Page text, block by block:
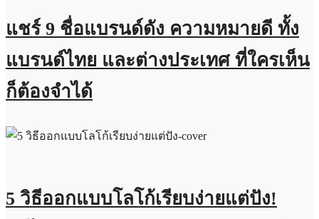
แชร์ 9 ชื่อแบรนด์ดัง ความหมายดี ทั้ง
แบรนด์ไทย และต่างประเทศ ที่ใครเห็น
ก็ต้องจำได้
5 วิธีออกแบบโลโก้เรียบง่ายแต่ปัง!